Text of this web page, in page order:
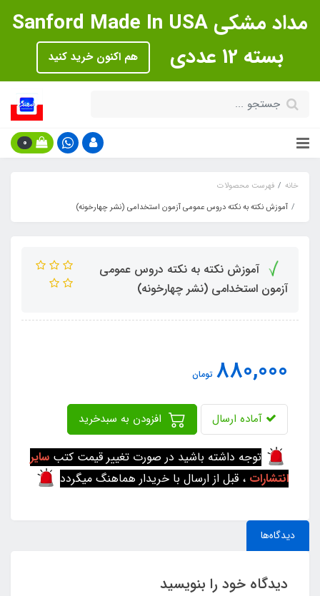
مداد مشکی Sanford Made In USA
بسته 12 عددی
هم اکنون خرید کنید
0
خانه
فهرست محصولات
آموزش نکته به نکته دروس عمومی آزمون استخدامی (نشر چهارخونه)
آموزش نکته به نکته دروس عمومی
آزمون استخدامی (نشر چهارخونه)
880,000 تومان
آماده ارسال
توجه داشته باشید در صورت تغییر قیمت کتب سایر
انتشارات ، قبل از ارسال با خریدار هماهنگ میگردد
دیدگاه‌ها
دیدگاه خود را بنویسید